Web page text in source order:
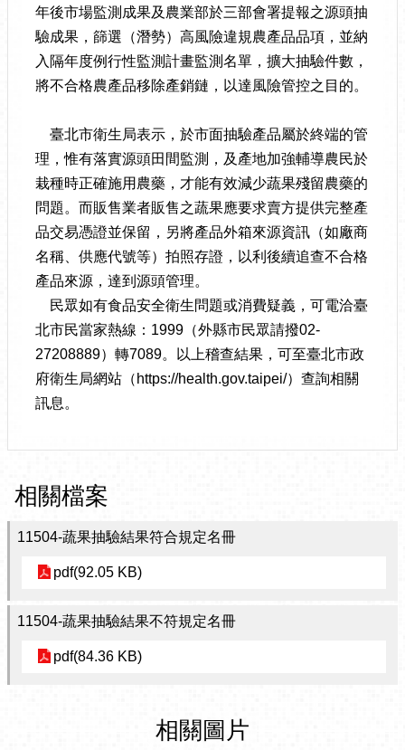
年後市場監測成果及農業部於三部會署提報之源頭抽
驗成果，篩選（潛勢）高風險違規農產品品項，並納
入隔年度例行性監測計畫監測名單，擴大抽驗件數，
將不合格農產品移除產銷鏈，以達風險管控之目的。
臺北市衛生局表示，於市面抽驗產品屬於終端的管
理，惟有落實源頭田間監測，及產地加強輔導農民於
栽種時正確施用農藥，才能有效減少蔬果殘留農藥的
問題。而販售業者販售之蔬果應要求賣方提供完整產
品交易憑證並保留，另將產品外箱來源資訊（如廠商
名稱、供應代號等）拍照存證，以利後續追查不合格
產品來源，達到源頭管理。
民眾如有食品安全衛生問題或消費疑義，可電洽臺
北市民當家熱線：1999（外縣市民眾請撥02-
27208889）轉7089。以上稽查結果，可至臺北市政
府衛生局網站（https://health.gov.taipei/）查詢相關
訊息。
相關檔案
11504-蔬果抽驗結果符合規定名冊
pdf(92.05 KB)
11504-蔬果抽驗結果不符規定名冊
pdf(84.36 KB)
相關圖片